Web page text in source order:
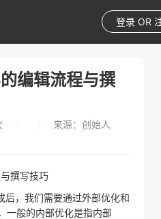
登录 OR
编辑流程与撰
来源：创始人
撰写技巧
后，我们需要通过外部优化和
一般的内部优化是指内部